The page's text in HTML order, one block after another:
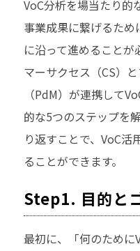
VoC分析を場当たり的
事業成果に繋げるた
に沿って進めることが
マーサクセス（CS）
（PdM）が連携して
的な5つのステップを
り返すことで、VoC
ることができます。
Step1. 目的と
最初に、「何のために